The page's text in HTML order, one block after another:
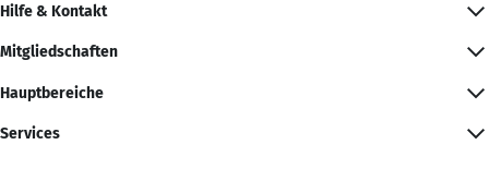
Hilfe & Kontakt
Mitgliedschaften
Hauptbereiche
Services